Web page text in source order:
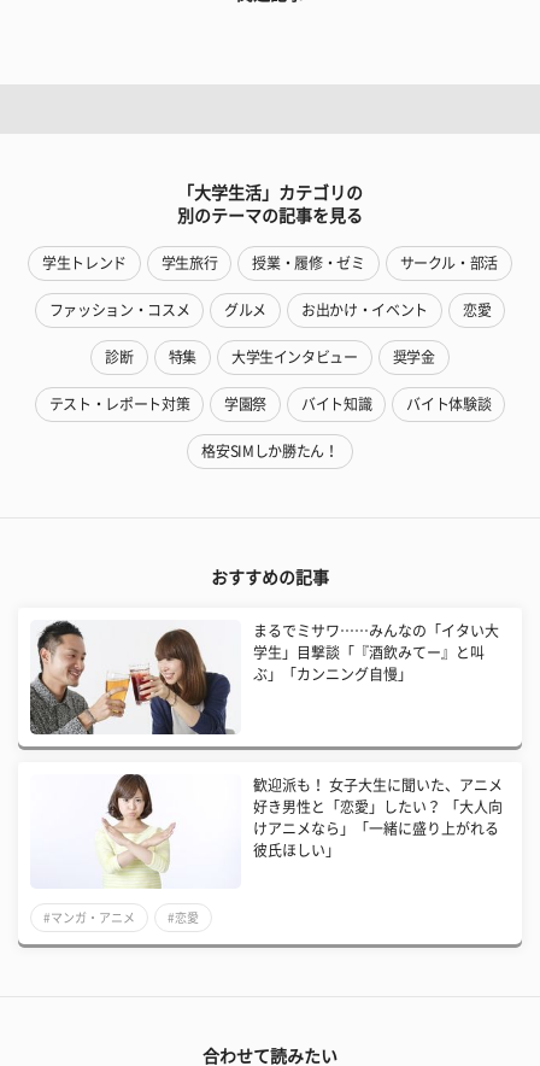
「大学生活」カテゴリの
別のテーマの記事を見る
学生トレンド 学生旅行 授業・履修・ゼミ サークル・部活
ファッション・コスメ グルメ お出かけ・イベント 恋愛
診断 特集 大学生インタビュー 奨学金
テスト・レポート対策 学園祭 バイト知識 バイト体験談
格安SIMしか勝たん！
おすすめの記事
まるでミサワ……みんなの「イタい大
学生」目撃談「『酒飲みてー』と叫
ぶ」「カンニング自慢」
歓迎派も！ 女子大生に聞いた、アニメ
好き男性と「恋愛」したい？ 「大人向
けアニメなら」「一緒に盛り上がれる
彼氏ほしい」
#マンガ・アニメ #恋愛
合わせて読みたい